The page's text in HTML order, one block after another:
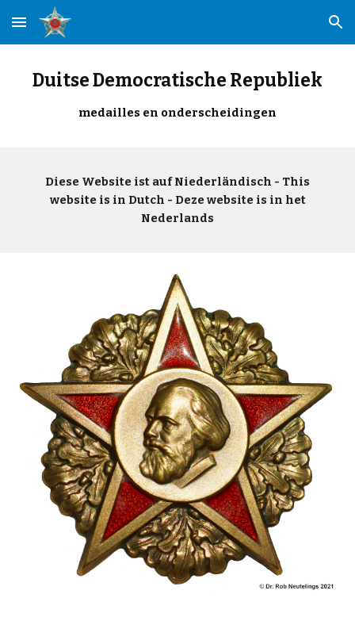
Skip to main content Skip to navigation
Duitse Democratische Republiek
medailles en onderscheidingen
Diese Website ist auf Niederländisch - This
website is in Dutch - Deze website is in het
Nederlands